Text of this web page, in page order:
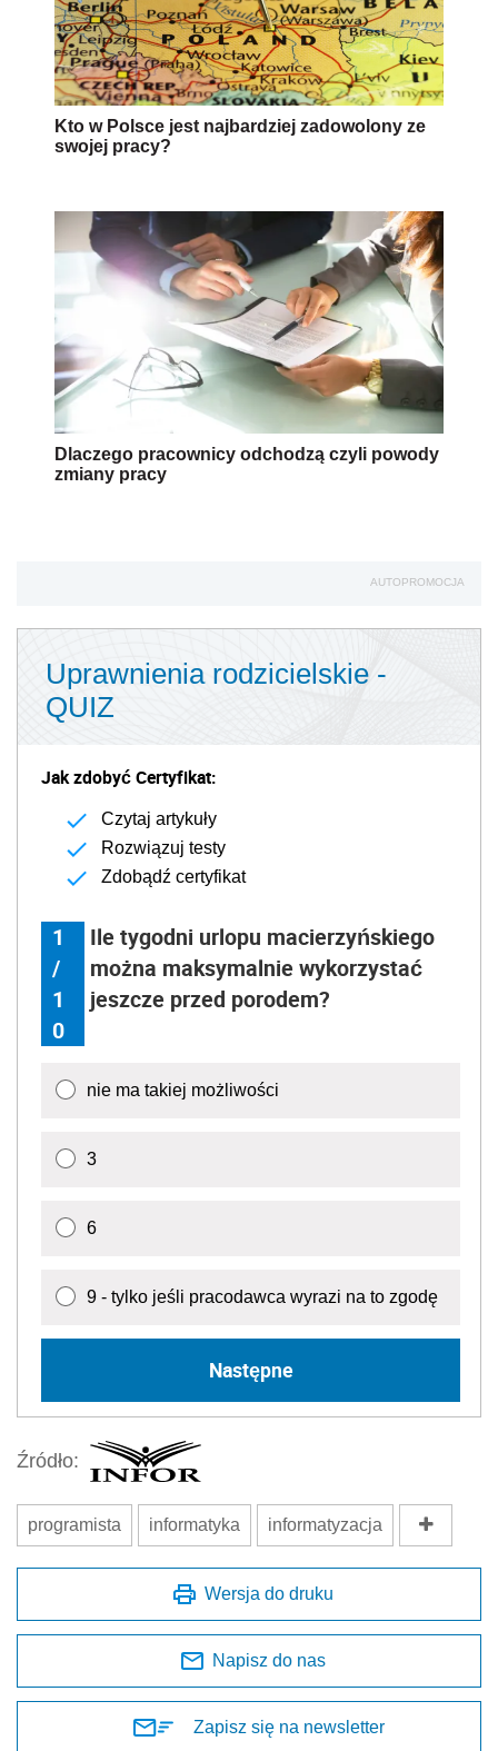
Kto w Polsce jest najbardziej zadowolony ze
swojej pracy?
Dlaczego pracownicy odchodzą czyli powody
zmiany pracy
AUTOPROMOCJA
Uprawnienia rodzicielskie -
QUIZ
Jak zdobyć Certyfikat:
Czytaj artykuły
Rozwiązuj testy
Zdobądź certyfikat
1
/
1
0
Ile tygodni urlopu macierzyńskiego
można maksymalnie wykorzystać
jeszcze przed porodem?
nie ma takiej możliwości
3
6
9 - tylko jeśli pracodawca wyrazi na to zgodę
Następne
Źródło:
programista informatyka informatyzacja
Wersja do druku
Napisz do nas
Zapisz się na newsletter